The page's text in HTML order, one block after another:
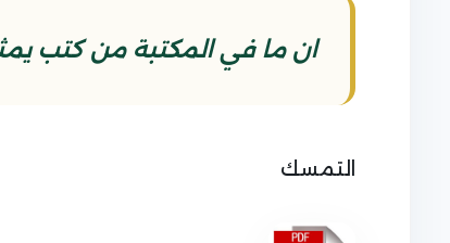
ان ما في المكتبة من كتب
التمسك